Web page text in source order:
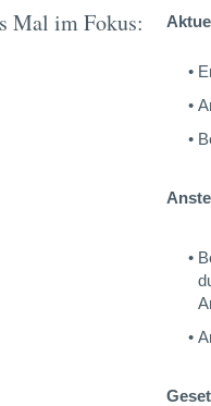
Mal im Fokus: